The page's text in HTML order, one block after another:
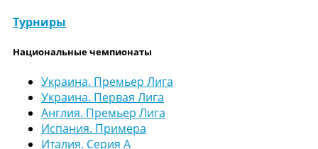
Турниры
Национальные чемпионаты
Украина. Премьер Лига
Украина. Первая Лига
Англия. Премьер Лига
Испания. Примера
Италия. Серия А